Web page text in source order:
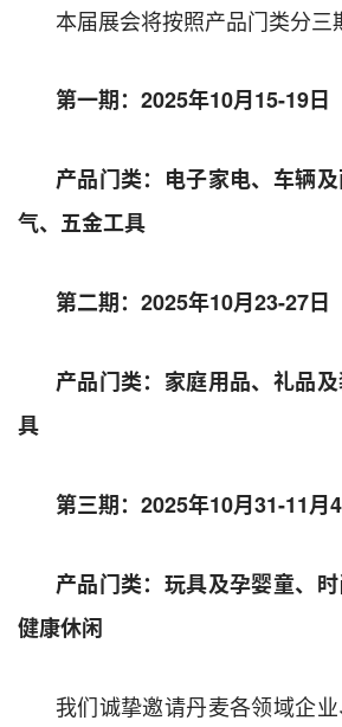
本届展会将按照产品门类分三
第一期： 2025年10月15-19日
产品门类：电子家电、车辆
气、五金工具
第二期： 2025年10月23-27日
产品门类：家庭用品、礼品
具
第三期： 2025年10月31-11月4
产品门类：玩具及孕婴童、时
健康休闲
我们诚挚邀请丹麦各领域企